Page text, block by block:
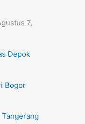
7,
Depok
Bogor